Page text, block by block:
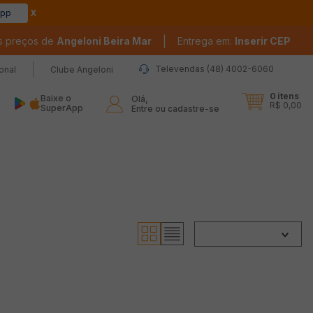
preços de Angeloni Beira Mar Entrega em: Inserir CEP
Clube Angeloni Televendas (48) 4002-6060
Baixe o
SuperApp
Olá,
Entre ou cadastre-se
0 itens
R$ 0,00